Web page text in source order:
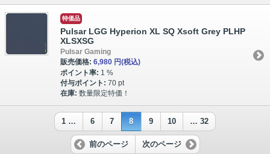
特価品
Pulsar LGG Hyperion XL SQ Xsoft Grey PLHP
XLSXSG
Pulsar Gaming
販売価格: 6,980 円(税込)
ポイント率: 1 %
付与ポイント: 70 pt
在庫: 数量限定特価！
1 … 6 7 8 9 10 … 32
前のページ 次のページ